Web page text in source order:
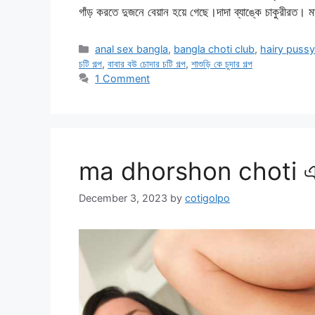
গাঁড় করতে দুজনে বেয়ান হয়ে গেছে।দাদা ব্যাঙ্কে চাকুরীরত।
Categories
anal sex bangla, bangla choti club, hairy
চটি গল্প, বাবার বউ চোদার চটি গল্প, শাশুড়ি কে চুদার গল্প
1 Comment
ma dhorshon choti
December 3, 2023 by cotigolpo